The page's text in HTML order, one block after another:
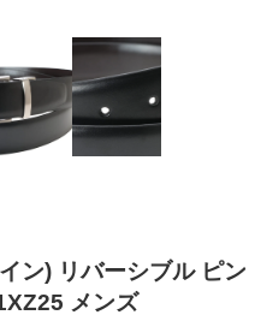
ン) リバーシブル ピン
メンズ